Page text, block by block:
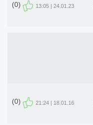
24.01.23 | 13:05
(0)
18.01.16 | 21:24
(0)